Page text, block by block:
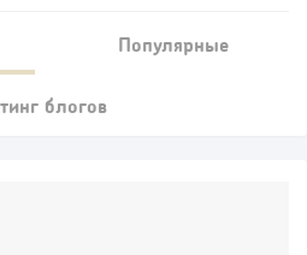
Популярные
блогов